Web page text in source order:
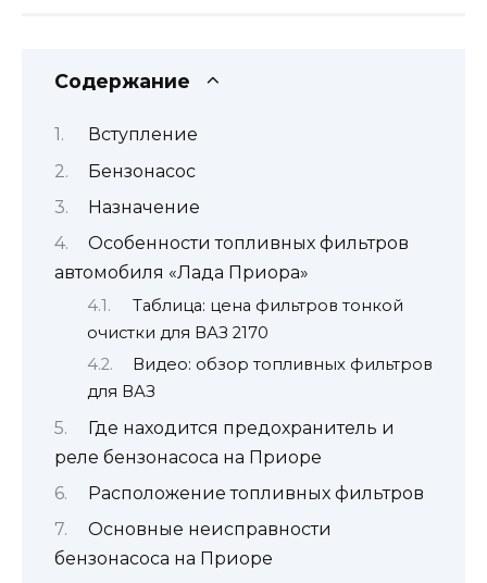
Содержание
Вступление
Бензонасос
Назначение
Особенности топливных фильтров
автомобиля «Лада Приора»
Таблица: цена фильтров тонкой
очистки для ВАЗ 2170
Видео: обзор топливных фильтров
для ВАЗ
Где находится предохранитель и
реле бензонасоса на Приоре
Расположение топливных фильтров
Основные неисправности
бензонасоса на Приоре